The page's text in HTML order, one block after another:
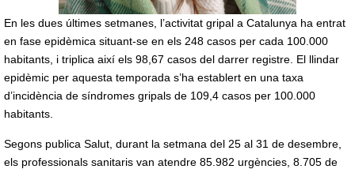
En les dues últimes setmanes, l’activitat gripal a Catalunya ha entrat
en fase epidèmica situant-se en els 248 casos per cada 100.000
habitants, i triplica així els 98,67 casos del darrer registre. El llindar
epidèmic per aquesta temporada s’ha establert en una taxa
d’incidència de síndromes gripals de 109,4 casos per 100.000
habitants.
Segons publica Salut, durant la setmana del 25 al 31 de desembre,
els professionals sanitaris van atendre 85.982 urgències, 8.705 de